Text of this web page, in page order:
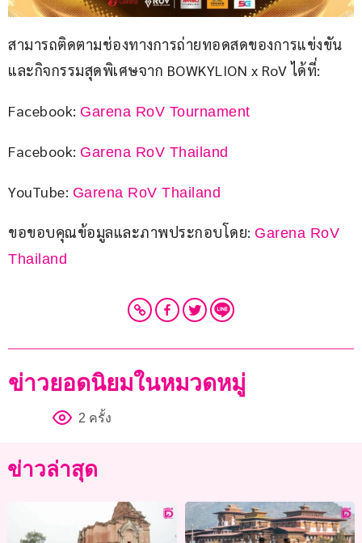
สามารถติดตามช่องทางการถ่ายทอดสดของการแข่งขัน
และกิจกรรมสุดพิเศษจาก BOWKYLION x RoV ได้ที่:
Facebook: Garena RoV Tournament
Facebook: Garena RoV Thailand
YouTube: Garena RoV Thailand
ขอขอบคุณข้อมูลและภาพประกอบโดย: Garena RoV
Thailand
ข่าวยอดนิยมในหมวดหมู่
2 ครั้ง
ข่าวล่าสุด